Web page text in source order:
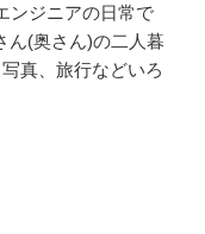
ンジニアの日常で
(奥さん)の二人暮
真、旅行などいろ